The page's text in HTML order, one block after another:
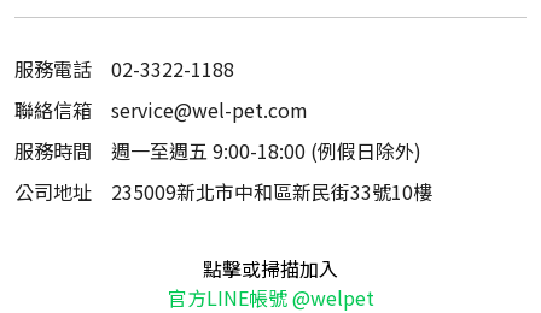
服務電話
02-3322-1188
聯絡信箱
service@wel-pet.com
服務時間
週一至週五 9:00-18:00 (例假日除外)
公司地址
235009新北市中和區新民街33號10樓
點擊或掃描加入
官方LINE帳號 @welpet